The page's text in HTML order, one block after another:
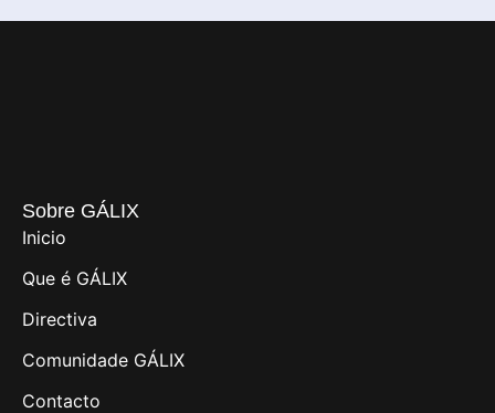
Sobre GÁLIX
Inicio
Que é GÁLIX
Directiva
Comunidade GÁLIX
Contacto